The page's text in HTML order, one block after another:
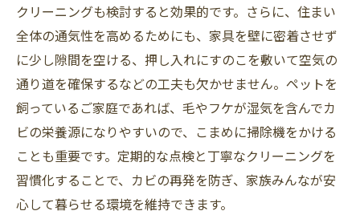
クリーニングも検討すると効果的です。さらに、住まい
全体の通気性を高めるためにも、家具を壁に密着させず
に少し隙間を空ける、押し入れにすのこを敷いて空気の
通り道を確保するなどの工夫も欠かせません。ペットを
飼っているご家庭であれば、毛やフケが湿気を含んでカ
ビの栄養源になりやすいので、こまめに掃除機をかける
ことも重要です。定期的な点検と丁寧なクリーニングを
習慣化することで、カビの再発を防ぎ、家族みんなが安
心して暮らせる環境を維持できます。